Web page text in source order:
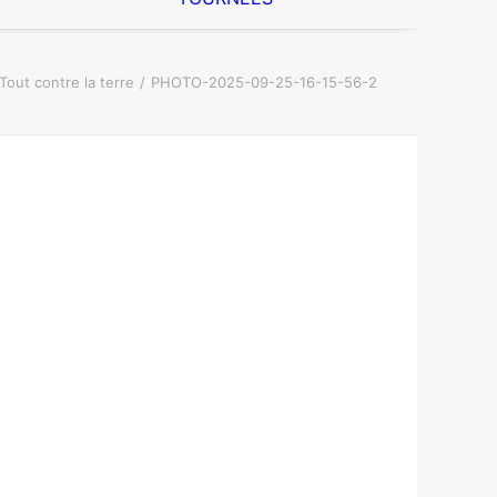
Tout contre la terre PHOTO-2025-09-25-16-15-56-2